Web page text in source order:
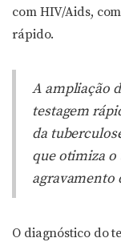
com HIV/Aids,
rápido.
A ampliação
testagem
da
que otimiza o
agravamento
O diagnóstico do